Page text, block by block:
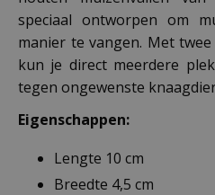
speciaal ontworpen om
manier te vangen. Met
kun je direct meerdere
tegen ongewenste
Eigenschappen:
Lengte 10 cm
Breedte 4,5 cm